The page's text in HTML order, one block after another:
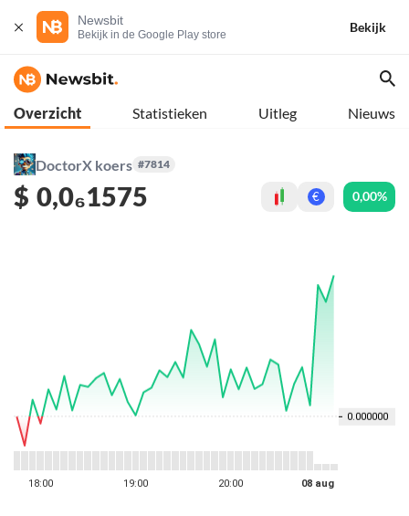
Newsbit
Bekijk in de Google Play store
Bekijk
Overzicht Statistieken Uitleg Nieuws
DoctorX koers #7814
$ 0,0₆1575 € 0,00%